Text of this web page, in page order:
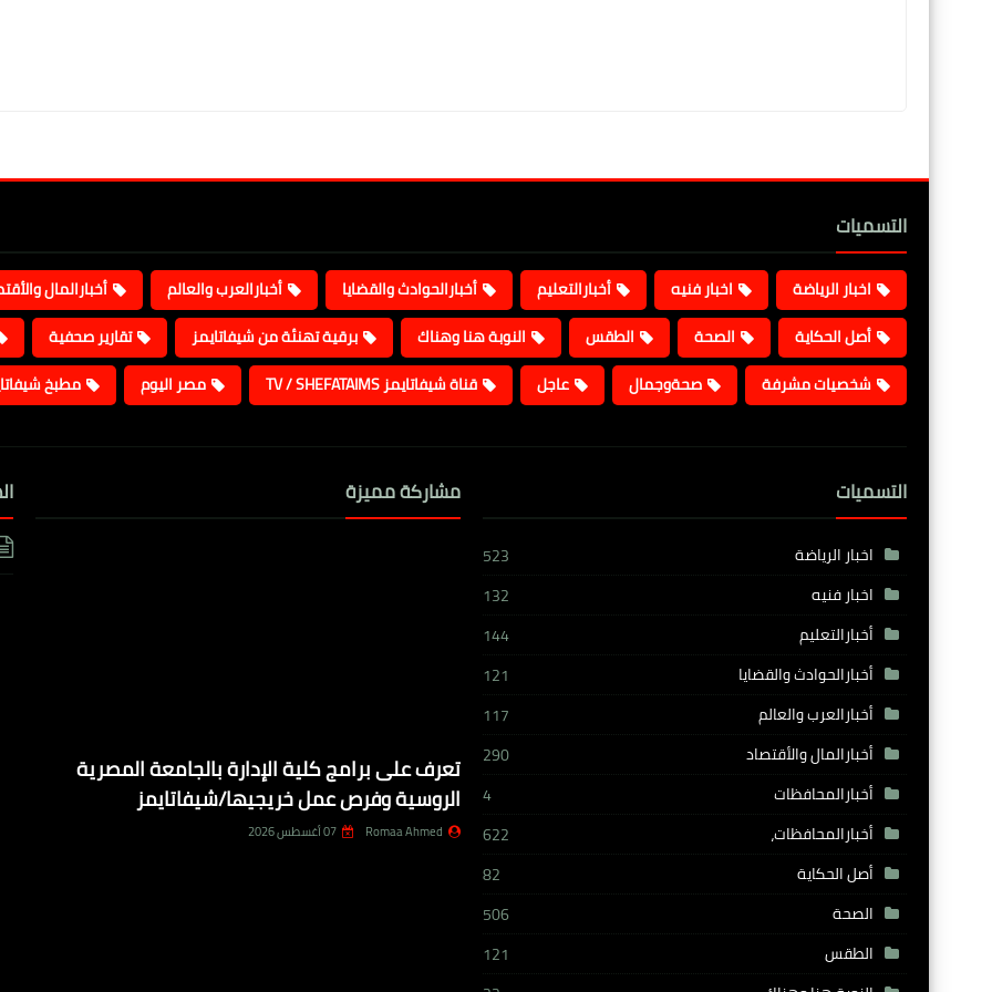
التسميات
اخبار الرياضة اخبار فنيه أخبارالتعليم أخبارالحوادث والقضايا أخبارالعرب والعالم
أخبارالمال
أصل الحكاية
الصحة الطقس النوبة هنا وهناك برقية تهنئة من شيفاتايمز
تقارير صحفية
شخصيات مشرفة
صحةوجمال عاجل قناة شيفاتايمز TV / SHEFATAIMS مصر اليوم مطبخ
التسميات
اخبار الرياضة
523
اخبار فنيه
132
أخبارالتعليم
144
أخبارالحوادث والقضايا
121
أخبارالعرب والعالم
117
أخبارالمال والأقتصاد
290
أخبارالمحافظات
4
أخبارالمحافظات،
622
أصل الحكاية
82
الصحة
506
الطقس
121
مشاركة مميزة
تعرف على برامج كلية الإدارة بالجامعة المصرية
الروسية وفرص عمل خريجيها/شيفاتايمز
Romaa Ahmed 07 أغسطس 2026